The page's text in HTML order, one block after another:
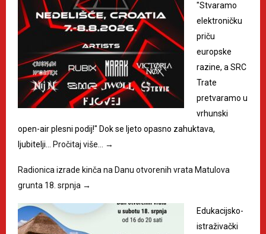
"Stvaramo
elektroničku
priču
europske
razine, a SRC
Trate
pretvaramo u
vrhunski
open-air plesni podij!" Dok se ljeto opasno zahuktava,
ljubitelji… Pročitaj više… →
Radionica izrade kinča na Danu otvorenih vrata Matulova
grunta 18. srpnja →
Edukacijsko-
istraživački